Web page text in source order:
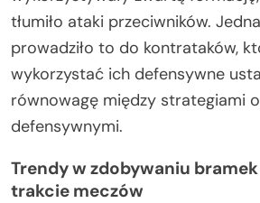
tłumiło ataki przeciwników.
prowadziło to do kontrataków,
wykorzystać ich defensywne
równowagę między strategiami
defensywnymi.
Trendy w zdobywaniu
trakcie meczów